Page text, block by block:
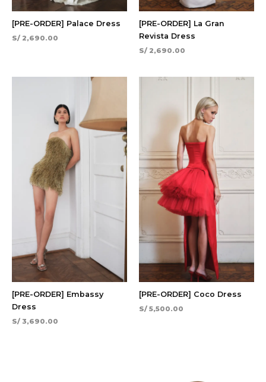
[PRE-ORDER] Palace Dress
S/ 2,690.00
[PRE-ORDER] La Gran
Revista Dress
S/ 2,690.00
[PRE-ORDER] Embassy
Dress
S/ 3,690.00
[PRE-ORDER] Coco Dress
S/ 5,500.00